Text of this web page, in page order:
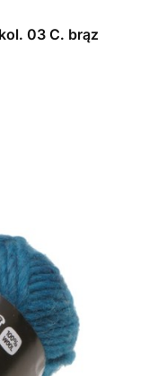
03 C. brąz